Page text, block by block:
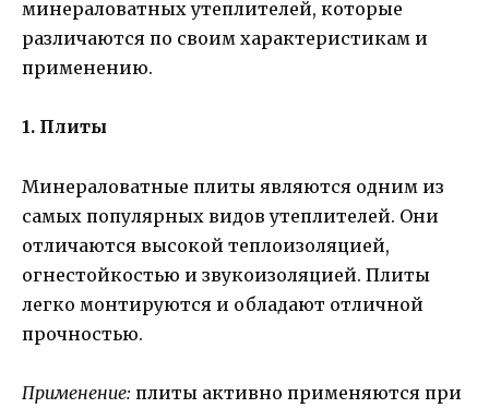
минераловатных утеплителей, которые
различаются по своим характеристикам и
применению.
1. Плиты
Минераловатные плиты являются одним из
самых популярных видов утеплителей. Они
отличаются высокой теплоизоляцией,
огнестойкостью и звукоизоляцией. Плиты
легко монтируются и обладают отличной
прочностью.
Применение: плиты активно применяются при